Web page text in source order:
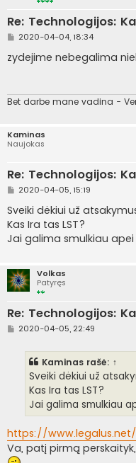
Re: Technologijos:
S
a
n
r
t
2020-04-04, 18:34
zydejime nebegalima
Bet darbe mane vadina -
Kaminas
Naujokas
Re: Technologijos:
S
a
n
d
a
r
n
ė
2020-04-05, 15:19
Sveiki dėkiui už
Kas Ira tas LST?
Jai galima smulkiau apei
Volkas
Patyręs
Re: Technologijos:
S2020-04-05, 22:49
Kaminas rašė: ↑
Sveiki dėkiui už
Kas Ira tas LST?
Jai galima smulkiau
https://
Va, patį pirmą